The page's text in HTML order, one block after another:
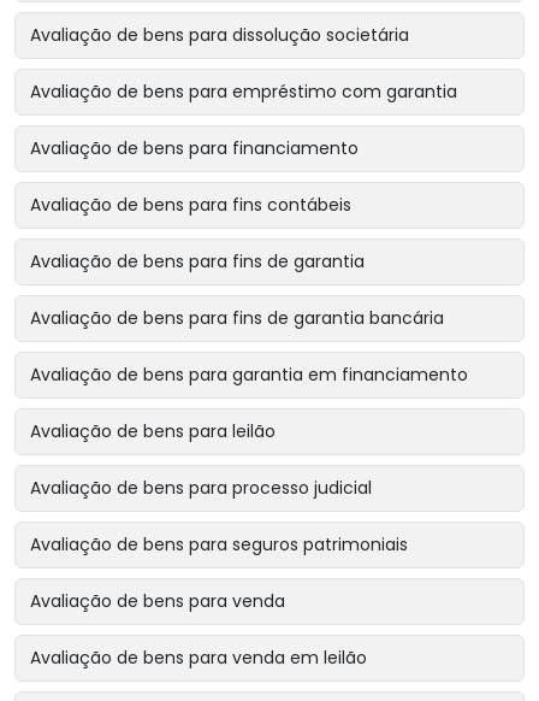
Avaliação de bens para dissolução societária
Avaliação de bens para empréstimo com garantia
Avaliação de bens para financiamento
Avaliação de bens para fins contábeis
Avaliação de bens para fins de garantia
Avaliação de bens para fins de garantia bancária
Avaliação de bens para garantia em financiamento
Avaliação de bens para leilão
Avaliação de bens para processo judicial
Avaliação de bens para seguros patrimoniais
Avaliação de bens para venda
Avaliação de bens para venda em leilão